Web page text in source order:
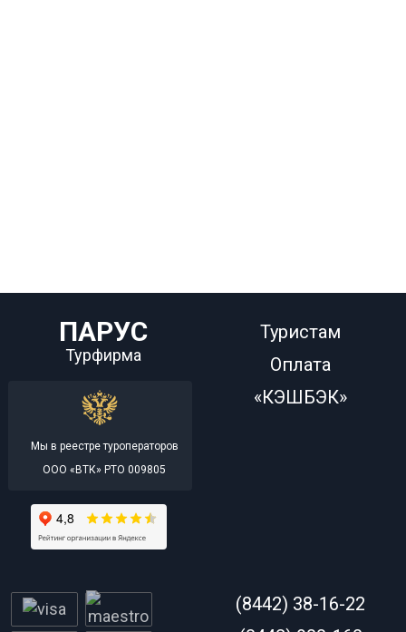
ПАРУС
Турфирма
Мы в реестре туроператоров
ООО «ВТК» РТО 009805
Туристам
Оплата
«КЭШБЭК»
(8442) 38-16-22